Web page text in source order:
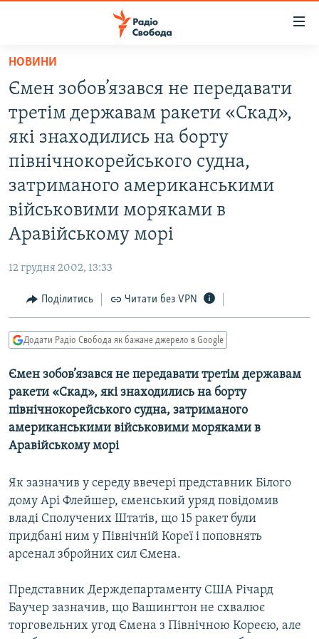
Перейти
основного
матеріалу
Перейти
до
основної
навігації
Перейти
до
пошуку
РАДІО СВОБОДА – 70 РОКІВ
СТАТТІ
ПОЛІТИКА
СУСПІЛЬСТВО
КУЛЬТУРА
СВІТ
ВІЙНА
РОСІЙСЬКА «ФІЛЬТРАЦІЯ»
ДОНБАС.РЕАЛІЇ
КРИМ.РЕАЛІЇ
ПРИАЗОВ’Я
КИТАЙ.ВИКЛИКИ
СПЕЦПРОЄКТИ
ПОДКАСТИ
УКР
КТАТ
НОВИНИ
Ємен зобов’язався не передавати
третім державам ракети «Скад»,
які знаходились на борту
північнокорейського судна,
затриманого американськими
військовими моряками в
Аравійському морі
12 грудня 2002, 13:33
Поділитись Читати без VPN
Додати Радіо Свобода як бажане джерело в Google
Ємен зобов’язався не передавати третім державам
ракети «Скад», які знаходились на борту
північнокорейського судна, затриманого
американськими військовими моряками в
Аравійському морі
Як зазначив у середу ввечері представник Білого
дому Арі Флейшер, єменський уряд повідомив
владі Сполучених Штатів, що 15 ракет були
придбані ним у Північній Кореї і поповнять
арсенал збройних сил Ємена.
Представник Держдепартаменту США Річард
Баучер зазначив, що Вашингтон не схвалює
торговельних угод Ємена з Північною Кореєю, але